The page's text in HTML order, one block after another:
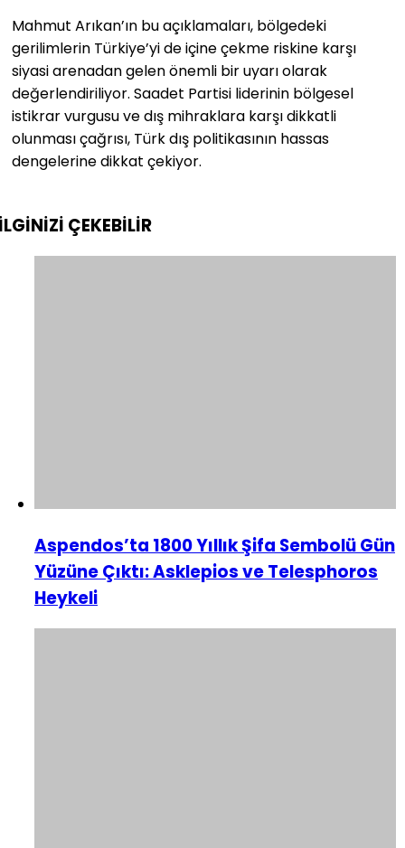
Mahmut Arıkan’ın bu açıklamaları, bölgedeki
gerilimlerin Türkiye’yi de içine çekme riskine karşı
siyasi arenadan gelen önemli bir uyarı olarak
değerlendiriliyor. Saadet Partisi liderinin bölgesel
istikrar vurgusu ve dış mihraklara karşı dikkatli
olunması çağrısı, Türk dış politikasının hassas
dengelerine dikkat çekiyor.
ÇEKEBİLİR
Aspendos’ta 1800 Yıllık Şifa Sembolü Gün
Yüzüne Çıktı: Asklepios ve Telesphoros
Heykeli